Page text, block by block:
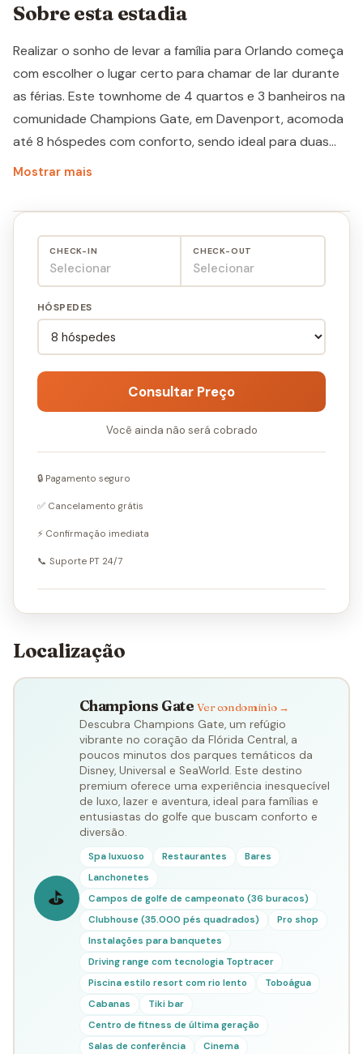
Sobre esta estadia
Realizar o sonho de levar a família para Orlando começa
com escolher o lugar certo para chamar de lar durante
as férias. Este townhome de 4 quartos e 3 banheiros na
comunidade Champions Gate, em Davenport, acomoda
até 8 hóspedes com conforto, sendo ideal para duas
famílias viajando juntas. Com cerca de 178 m² de área
parques ficam a poucos minutos de distância, com
acesso também facilitado ao Universal e ao SeaWorld. A
propriedade inclui acesso completo ao clube de resort
da Champions Gate, uma das comunidades de férias
mais bem estruturadas da região de Orlando.
Mostrar mais
CHECK-IN
Selecionar
CHECK-OUT
Selecionar
HÓSPEDES
Consultar Preço
Você ainda não será cobrado
🔒 Pagamento seguro
✅ Cancelamento grátis
⚡ Confirmação imediata
📞 Suporte PT 24/7
Localização
⛳
Champions GateVer condomínio →
Descubra Champions Gate, um refúgio
vibrante no coração da Flórida Central, a
poucos minutos dos parques temáticos da
Disney, Universal e SeaWorld. Este destino
premium oferece uma experiência inesquecível
de luxo, lazer e aventura, ideal para famílias e
entusiastas do golfe que buscam conforto e
diversão.
Spa luxuoso Restaurantes
Bares
Lanchonetes
Campos de golfe de campeonato (36 buracos)
Clubhouse (35.000 pés quadrados)
Pro shop
Instalações para banquetes
Driving range com tecnologia Toptracer
Piscina estilo resort com rio lento
Toboágua
Cabanas
Tiki bar
Centro de fitness de última geração
Salas de conferência
Cinema